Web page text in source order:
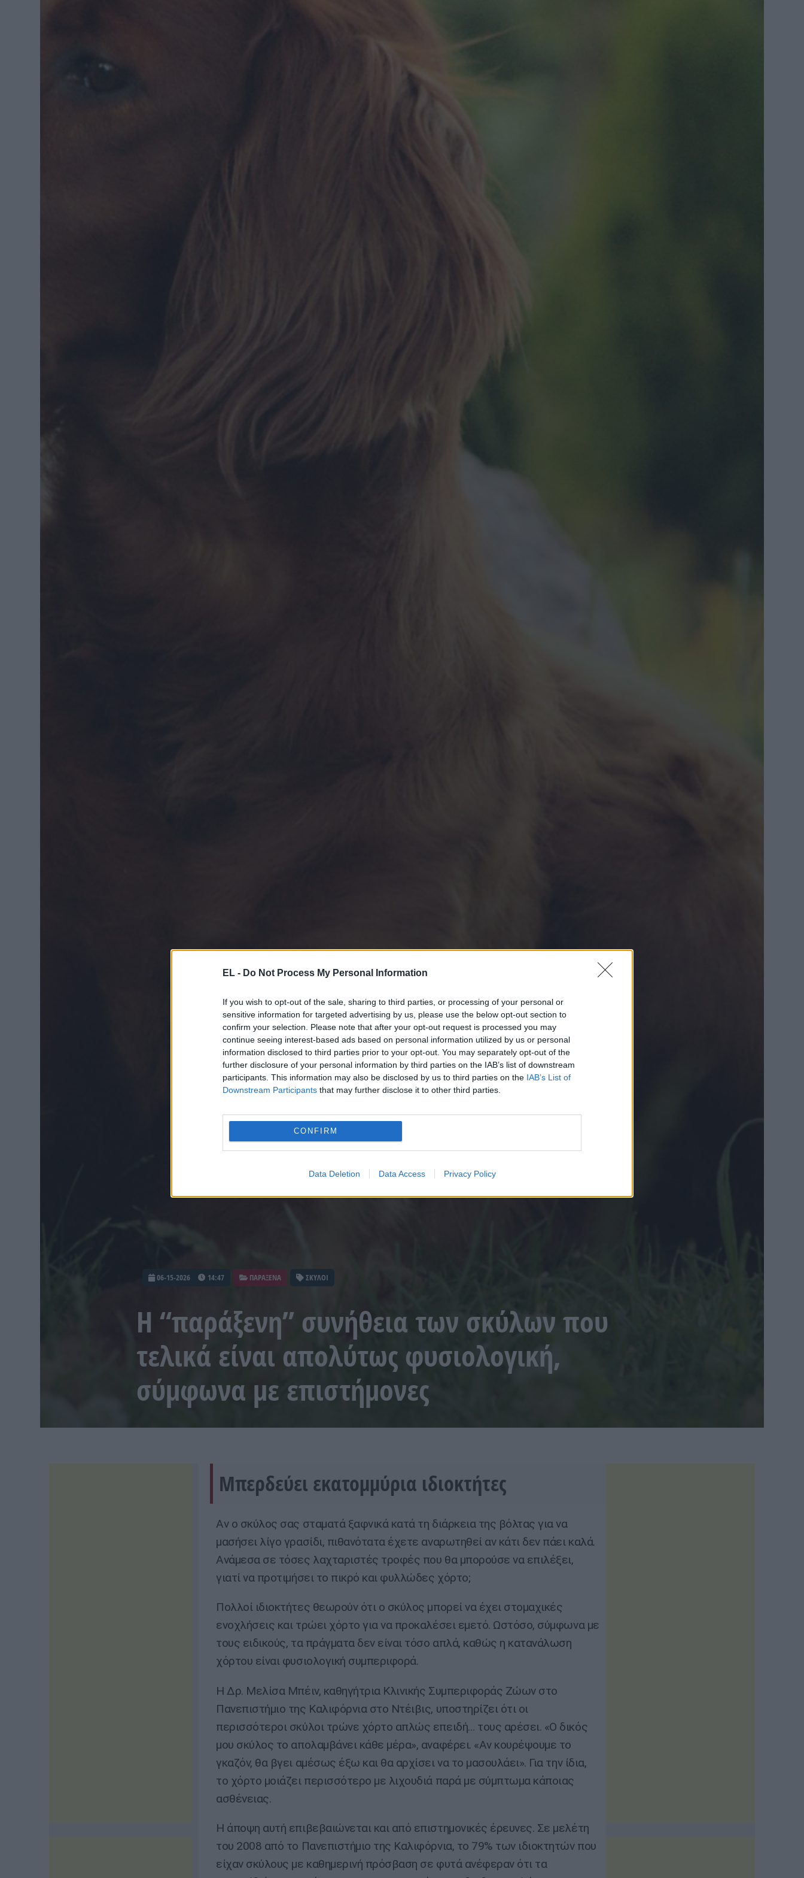
EL - Do Not Process My Personal Information
If you wish to opt-out of the sale, sharing to third parties, or processing of your personal or
sensitive information for targeted advertising by us, please use the below opt-out section to
confirm your selection. Please note that after your opt-out request is processed you may
continue seeing interest-based ads based on personal information utilized by us or personal
information disclosed to third parties prior to your opt-out. You may separately opt-out of the
further disclosure of your personal information by third parties on the IAB’s list of downstream
participants. This information may also be disclosed by us to third parties on the IAB’s List of
Downstream Participants that may further disclose it to other third parties.
CONFIRM
Data Deletion Data Access Privacy Policy
06-15-2026 14:47 ΠΑΡΑΞΕΝΑ ΣΚΥΛΟΙ
Η “παράξενη” συνήθεια των σκύλων που
τελικά είναι απολύτως φυσιολογική,
σύμφωνα με επιστήμονες
Μπερδεύει εκατομμύρια ιδιοκτήτες
Αν ο σκύλος σας σταματά ξαφνικά κατά τη διάρκεια της βόλτας για να
μασήσει λίγο γρασίδι, πιθανότατα έχετε αναρωτηθεί αν κάτι δεν πάει καλά.
Ανάμεσα σε τόσες λαχταριστές τροφές που θα μπορούσε να επιλέξει,
γιατί να προτιμήσει το πικρό και φυλλώδες χόρτο;
Πολλοί ιδιοκτήτες θεωρούν ότι ο σκύλος μπορεί να έχει στομαχικές
ενοχλήσεις και τρώει χόρτο για να προκαλέσει εμετό. Ωστόσο, σύμφωνα με
τους ειδικούς, τα πράγματα δεν είναι τόσο απλά, καθώς η κατανάλωση
χόρτου είναι φυσιολογική συμπεριφορά.
Η Δρ. Μελίσα Μπέιν, καθηγήτρια Κλινικής Συμπεριφοράς Ζώων στο
Πανεπιστήμιο της Καλιφόρνια στο Ντέιβις, υποστηρίζει ότι οι
περισσότεροι σκύλοι τρώνε χόρτο απλώς επειδή… τους αρέσει. «Ο δικός
μου σκύλος το απολαμβάνει κάθε μέρα», αναφέρει. «Αν κουρέψουμε το
γκαζόν, θα βγει αμέσως έξω και θα αρχίσει να το μασουλάει». Για την ίδια,
το χόρτο μοιάζει περισσότερο με λιχουδιά παρά με σύμπτωμα κάποιας
ασθένειας.
Η άποψη αυτή επιβεβαιώνεται και από επιστημονικές έρευνες. Σε μελέτη
του 2008 από το Πανεπιστήμιο της Καλιφόρνια, το 79% των ιδιοκτητών που
είχαν σκύλους με καθημερινή πρόσβαση σε φυτά ανέφεραν ότι τα